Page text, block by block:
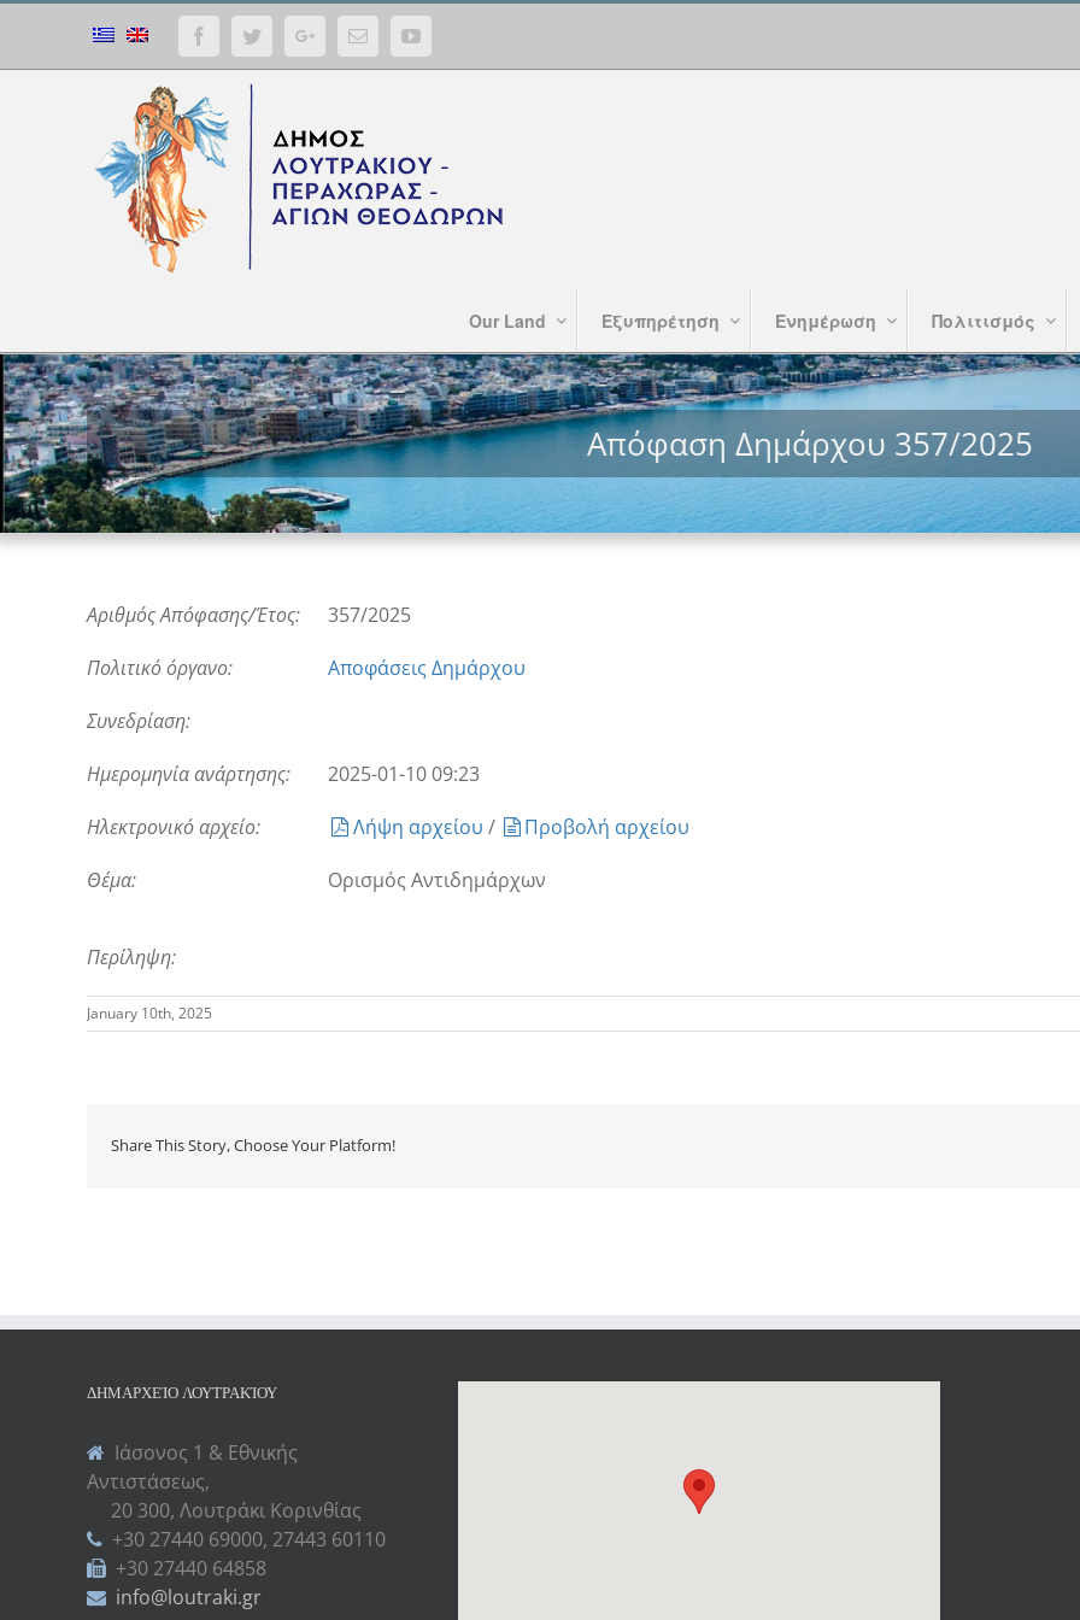
FacebookTwitterGoogle+Email YouTube
Our Land Εξυπηρέτηση Ενημέρωση Πολιτισμός
Απόφαση Δημάρχου 357/2025
Αριθμός Απόφασης/Έτος:
357/2025
Πολιτικό όργανο:
Αποφάσεις Δημάρχου
Συνεδρίαση:
Ημερομηνία ανάρτησης:
2025-01-10 09:23
Ηλεκτρονικό αρχείο:
Λήψη αρχείου /
Προβολή αρχείου
Θέμα:
Ορισμός Αντιδημάρχων
Περίληψη:
January 10th, 2025
Share This Story, Choose Your Platform!
ΔΗΜΑΡΧΕΊΟ ΛΟΥΤΡΑΚΊΟΥ
Ιάσονος 1 & Εθνικής
Αντιστάσεως,
20 300, Λουτράκι Κορινθίας
+30 27440 69000, 27443 60110
+30 27440 64858
info@loutraki.gr